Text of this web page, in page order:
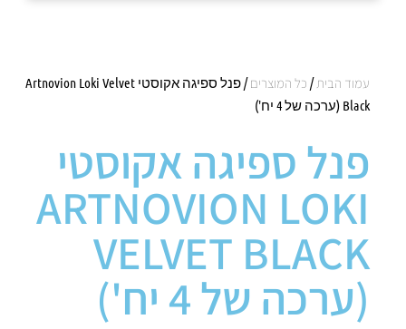
עמוד הבית/ כל המוצרים
/ פנל ספיגה אקוסטי Artnovion Loki Velvet
Black (ערכה של 4 יח')
פנל ספיגה אקוסטי
ARTNOVION LOKI
VELVET BLACK
(ערכה של 4 יח')